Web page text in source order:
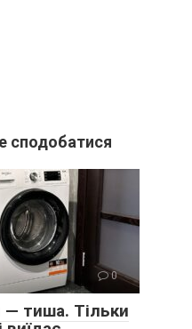
0
— тиша. Тільки